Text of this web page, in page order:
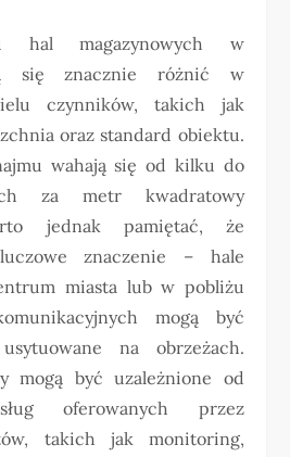
hal magazynowych w
się znacznie różnić w
czynników, takich jak
oraz standard obiektu.
wahają się od kilku do
za metr kwadratowy
jednak pamiętać, że
znaczenie – hale
miasta lub w pobliżu
mogą być
na obrzeżach.
mogą być uzależnione od
oferowanych przez
takich jak monitoring,